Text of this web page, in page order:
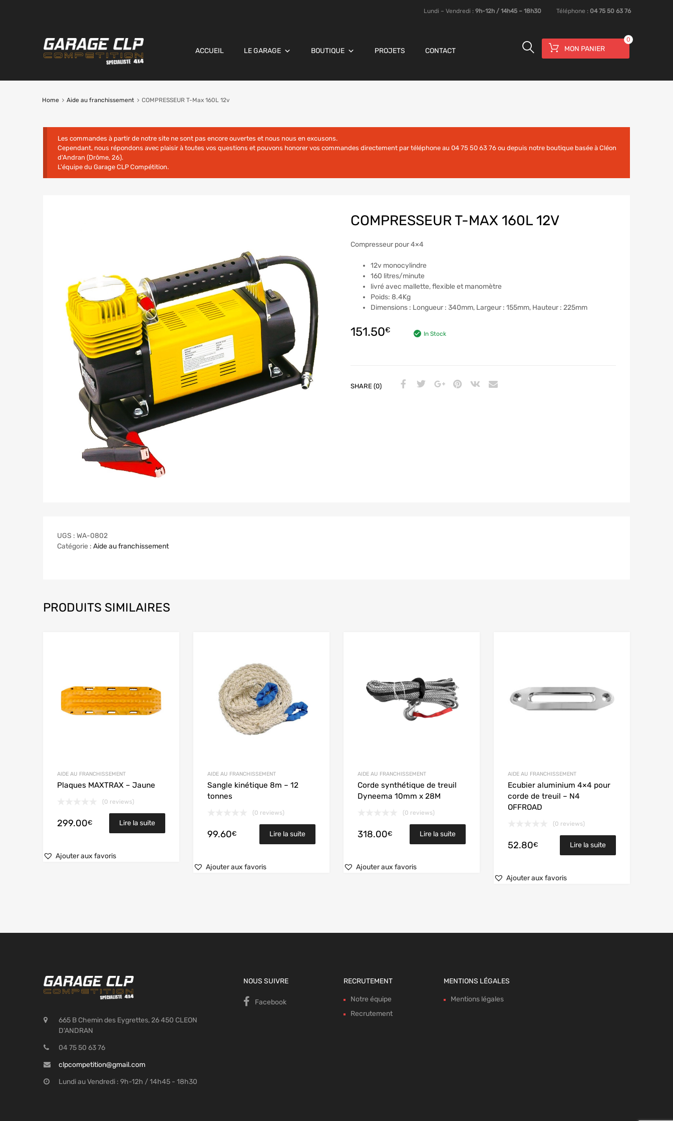
Lundi – Vendredi : 9h-12h / 14h45 – 18h30 Téléphone : 04 75 50 63 76
MON PANIER
0
ACCUEIL LE GARAGE BOUTIQUE PROJETS CONTACT
Home Aide au franchissement COMPRESSEUR T-Max 160L 12v
Les commandes à partir de notre site ne sont pas encore ouvertes et nous nous en excusons.
Cependant, nous répondons avec plaisir à toutes vos questions et pouvons honorer vos commandes directement par téléphone au 04 75 50 63 76 ou depuis notre boutique basée à Cléon
d'Andran (Drôme, 26).
L'équipe du Garage CLP Compétition.
COMPRESSEUR T-MAX 160L 12V
Compresseur pour 4×4
12v monocylindre
160 litres/minute
livré avec mallette, flexible et manomètre
Poids: 8.4Kg
Dimensions : Longueur : 340mm, Largeur : 155mm, Hauteur : 225mm
151.50€ In Stock
SHARE (0)
UGS : WA-0802
Catégorie : Aide au franchissement
PRODUITS SIMILAIRES
AIDE AU FRANCHISSEMENT
Plaques MAXTRAX – Jaune
(0 reviews)
299.00€ Lire la suite
Ajouter aux favoris
AIDE AU FRANCHISSEMENT
Sangle kinétique 8m – 12
tonnes
(0 reviews)
99.60€ Lire la suite
Ajouter aux favoris
AIDE AU FRANCHISSEMENT
Corde synthétique de treuil
Dyneema 10mm x 28M
(0 reviews)
318.00€ Lire la suite
Ajouter aux favoris
AIDE AU FRANCHISSEMENT
Ecubier aluminium 4×4 pour
corde de treuil – N4
OFFROAD
(0 reviews)
52.80€ Lire la suite
Ajouter aux favoris
665 B Chemin des Eygrettes, 26 450 CLEON
D'ANDRAN
04 75 50 63 76
clpcompetition@gmail.com
Lundi au Vendredi : 9h-12h / 14h45 - 18h30
NOUS SUIVRE
Facebook
RECRUTEMENT
Notre équipe
Recrutement
MENTIONS LÉGALES
Mentions légales